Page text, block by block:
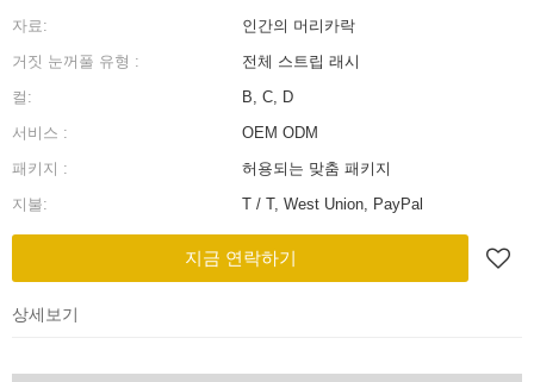
자료:
인간의 머리카락
거짓 눈꺼풀 유형 :
전체 스트립 래시
컬:
B, C, D
서비스 :
OEM ODM
패키지 :
허용되는 맞춤 패키지
지불:
T / T, West Union, PayPal
지금 연락하기
상세보기